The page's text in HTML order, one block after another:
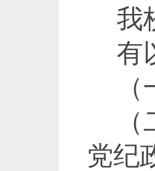
我
有
党纪